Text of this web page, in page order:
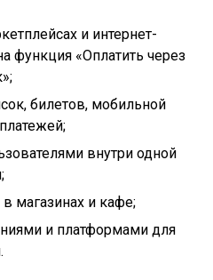
и интернет-
функция «Оплатить через
билетов, мобильной
внутри одной
магазинах и кафе;
и платформами для